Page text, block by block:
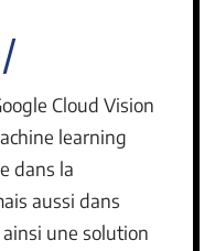
Cloud Vision
learning
dans la
aussi dans
ainsi une solution